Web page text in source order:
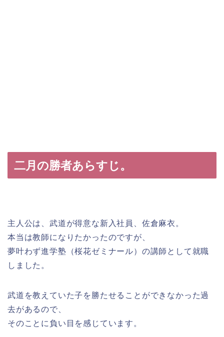
二月の勝者あらすじ。
主人公は、武道が得意な新入社員、佐倉麻衣。
本当は教師になりたかったのですが、
夢叶わず進学塾（桜花ゼミナール）の講師として就職
しました。
武道を教えていた子を勝たせることができなかった過
去があるので、
そのことに負い目を感じています。